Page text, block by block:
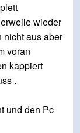
wieder
nicht aus aber
voran
kappiert
.
und den Pc